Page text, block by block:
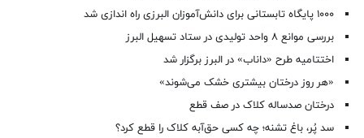
۱۰۰۰ پایگاه تابستانی برای دانش‌آموزان البرزی راه اندازی شد
بررسی موانع ۸ واحد تولیدی در ستاد تسهیل البرز
اختتامیه طرح «داناب» در البرز برگزار شد
«هر روز درختان بیشتری خشک می‌شوند»
درختان صدساله کلاک در صف قطع
سد پُر، باغ تشنه؛ چه کسی حق‌آبه کلاک را قطع کرد؟